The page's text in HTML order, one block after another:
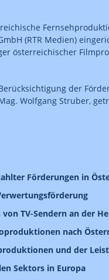
(RTR Medien)
österreichischer
der
Wolfgang Struber,
Förderungen in
TV-Sendern an der
nach
und der
Sektors in Europa